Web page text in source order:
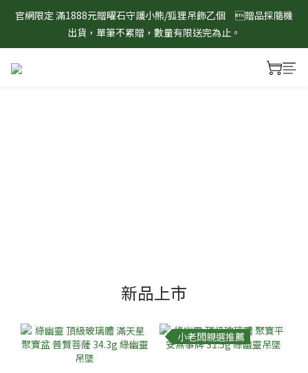
8/1-8/31 淨心護運 全館8折起 記得將商品加入購物車查看最終折
扣金額！
官網限定 滿1888元贈曜石守護小熊/狐狸吊飾乙個　贈品採隨機
出貨，單筆不累贈，數量有限送完為止。
8/1-8/31 淨心護運 全館8折起 記得將商品加入購物車查看最終折
新品上市
小老闆親選推薦